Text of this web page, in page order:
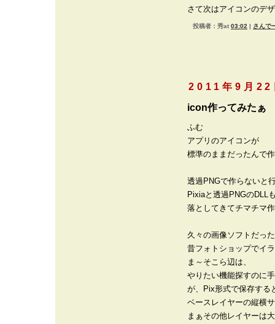
さて次はアイコンのデ
投稿者：秀at03:02 | さんで
2011年9月22
icon作ってみたぁ
ふむ
アプリのアイコンが
標準のままだったんで
透過PNGで作らないと
Pixiaと透過PNGのDLL
落としてきてチマチマ
久々の画像ソフトだっ
昔フォトショップでイ
ま～そこら辺は、
やりたい機能探すのに
が、Pix形式で保存する
ベースレイヤーの縦横
まぁその他レイヤーは